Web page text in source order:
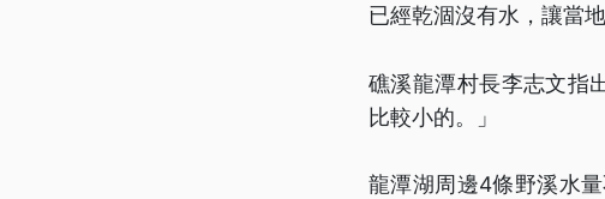
已經乾涸沒有水，讓當
礁溪龍潭村長李志文指
比較小的。」
龍潭湖周邊4條野溪水